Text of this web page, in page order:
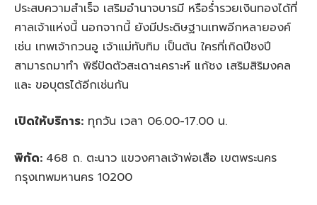
ประสบความสำเร็จ เสริมอำนาจบารมี หรือร่ำรวยเงินทองได้ที่
ศาลเจ้าแห่งนี้ นอกจากนี้ ยังมีประดิษฐานเทพอีกหลายองค์
เช่น เทพเจ้ากวนอู เจ้าแม่ทับทิม เป็นต้น ใครที่เกิดปีชงปี
สามารถมาทำ พิธีปัดตัวสะเดาะเคราะห์ แก้ชง เสริมสิริมงคล
และ ขอบุตรได้อีกเช่นกัน
เปิดให้บริการ: ทุกวัน เวลา 06.00-17.00 น.
พิกัด: 468 ถ. ตะนาว แขวงศาลเจ้าพ่อเสือ เขตพระนคร
กรุงเทพมหานคร 10200